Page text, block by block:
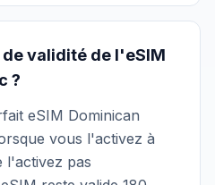
validité de l'eSIM
?
eSIM Dominican
vous l'activez à
l'activez pas